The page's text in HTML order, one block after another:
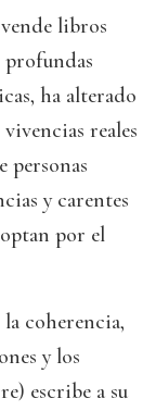
libros
profundas
ha alterado
reales
personas
y carentes
por el
coherencia,
y los
escribe a su